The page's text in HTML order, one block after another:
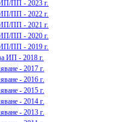
ПП - 2023 г.
ПП - 2022 г.
ПП - 2021 г.
ПП - 2020 г.
ПП - 2019 г.
ИП - 2018 г.
- 2017 г.
- 2016 г.
- 2015 г.
- 2014 г.
- 2013 г.